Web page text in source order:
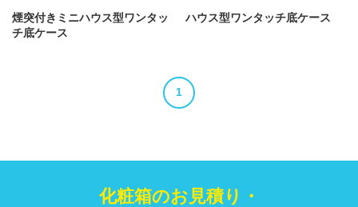
煙突付きミニハウス型ワンタッ
チ底ケース
ハウス型ワンタッチ底ケース
1
化粧箱のお見積り・